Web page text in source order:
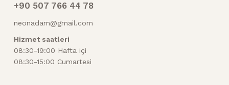
+90 507 766 44 78
neonadam@gmail.com
Hizmet saatleri
08:30-19:00 Hafta içi
08:30-15:00 Cumartesi